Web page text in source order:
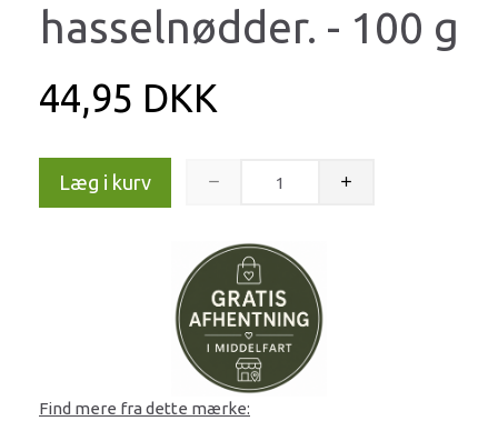
hasselnødder. - 100 g
44,95 DKK
Læg i kurv
Find mere fra dette mærke: